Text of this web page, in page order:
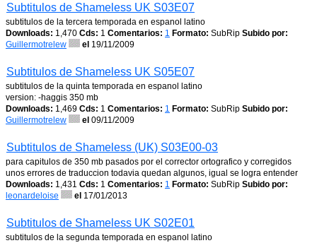
Subtitulos de Shameless UK S03E07
subtitulos de la tercera temporada en espanol latino
Downloads: 1,470 Cds: 1 Comentarios: 1 Formato: SubRip Subido por:
Guillermotrelew
el 19/11/2009
Subtitulos de Shameless UK S05E07
subtitulos de la quinta temporada en espanol latino
version: -haggis 350 mb
Downloads: 1,469 Cds: 1 Comentarios: 1 Formato: SubRip Subido por:
Guillermotrelew
el 09/11/2009
Subtitulos de Shameless (UK) S03E00-03
para capitulos de 350 mb pasados por el corrector ortografico y corregidos
unos errores de traduccion todavia quedan algunos, igual se logra entender
Downloads: 1,431 Cds: 1 Comentarios: 1 Formato: SubRip Subido por:
leonardeloise
el 17/01/2013
Subtitulos de Shameless UK S02E01
subtitulos de la segunda temporada en espanol latino